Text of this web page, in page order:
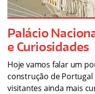
Palácio
e Curiosidades
Hoje vamos falar um
construção de Portugal
visitantes ainda mais